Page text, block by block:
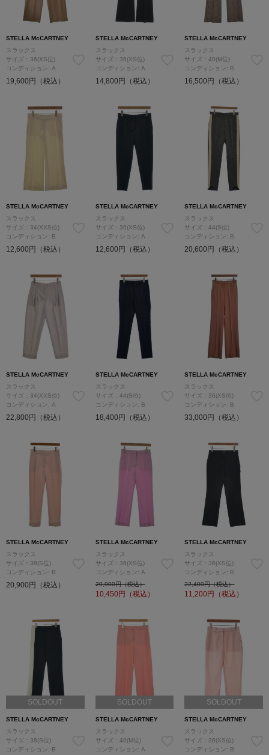
STELLA McCARTNEY
スラックス
サイズ：36(XS位)
コンディション: A
19,600円（税込）
STELLA McCARTNEY
スラックス
サイズ：36(XS位)
コンディション: A
14,800円（税込）
STELLA McCARTNEY
スラックス
サイズ：40(M位)
コンディション: B
16,500円（税込）
STELLA McCARTNEY
スラックス
サイズ：34(XXS位)
コンディション: B
12,600円（税込）
STELLA McCARTNEY
スラックス
サイズ：36(XS位)
コンディション: A
12,600円（税込）
STELLA McCARTNEY
スラックス
サイズ：44(S位)
コンディション: B
20,600円（税込）
STELLA McCARTNEY
スラックス
サイズ：34(XXS位)
コンディション: A
22,800円（税込）
STELLA McCARTNEY
スラックス
サイズ：44(S位)
コンディション: B
18,400円（税込）
STELLA McCARTNEY
スラックス
サイズ：36(XS位)
コンディション: B
33,000円（税込）
STELLA McCARTNEY
スラックス
サイズ：38(S位)
コンディション: B
20,900円（税込）
STELLA McCARTNEY
スラックス
サイズ：36(XS位)
コンディション: A
20,900円（税込）
10,450円（税込）
STELLA McCARTNEY
スラックス
サイズ：36(XS位)
コンディション: B
22,400円（税込）
11,200円（税込）
SOLDOUT
STELLA McCARTNEY
スラックス
サイズ：38(S位)
コンディション: B
SOLDOUT
STELLA McCARTNEY
スラックス
サイズ：40(M位)
コンディション: A
SOLDOUT
STELLA McCARTNEY
スラックス
サイズ：36(XS位)
コンディション: B